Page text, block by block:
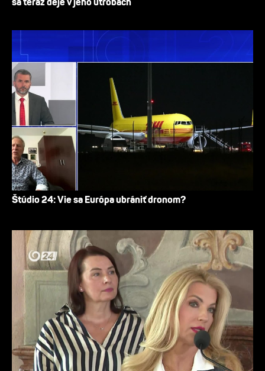
Štúdio 24: Vie sa Európa ubrániť dronom?